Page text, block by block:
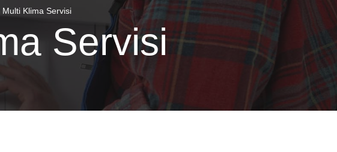
Klima Servisi
Servisi